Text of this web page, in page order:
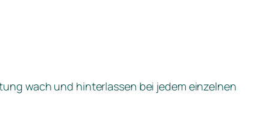
wach und hinterlassen bei jedem einzelnen